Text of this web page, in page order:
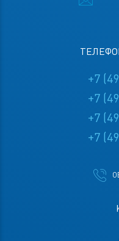
+7
+7
+7
+7